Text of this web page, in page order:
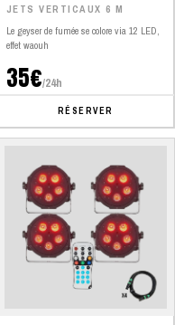
JETS VERTICAUX 6 M
Le geyser de fumée se colore via 12 LED,
effet waouh
35€/24h
RÉSERVER